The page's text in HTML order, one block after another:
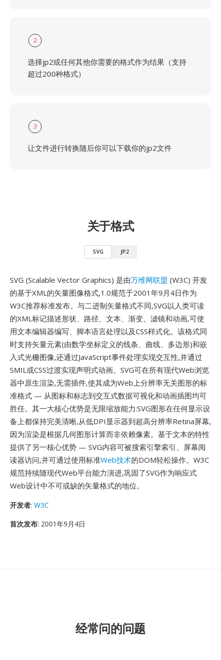
2
选择jp2或任何其他你需要的格式作为结果（支持
超过200种格式）
3
让文件进行转换随后你可以下载你的jp2文件
关于格式
SVG JP2
SVG (Scalable Vector Graphics) 是由万维网联盟 (W3C) 开发
的基于XML的矢量图像格式,1.0规范于2001年9月4日作为
W3C推荐标准发布。与二进制矢量格式不同,SVG以人类可读
的XML标记描述形状、路径、文本、渐变、滤镜和动画,可使
用文本编辑器编写、脚本语言处理以及CSS样式化。该格式同
时支持矢量元素(由数学坐标定义的线条、曲线、多边形)和嵌
入式光栅图像,还通过JavaScript事件处理实现交互性,并通过
SMIL或CSS过渡实现声明式动画。SVG可在所有现代Web浏览
器中原生渲染,无需插件,使其成为Web上分辨率无关图形的标
准格式 — 从图标和标志到交互式数据可视化和动画插图均可
胜任。其一大核心优势是无限缩放能力:SVG图形在任何显示设
备上都保持完美清晰,从低DPI显示器到超高分辨率Retina屏幕,
因为渲染是根据几何图形计算而非依赖像素。基于文本的特性
提供了另一核心优势 — SVG内容可被搜索引擎索引、屏幕阅
读器访问,并可通过使用标准Web技术的DOM轻松操作。W3C
规范持续随现代Web平台能力演进,巩固了SVG作为响应式
Web设计中不可或缺的矢量格式的地位。
开发者: W3C
首次发布: 2001年9月4日
经常问的问题